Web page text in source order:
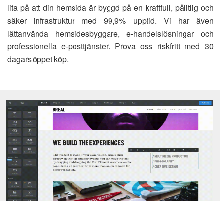
lita på att din hemsida är byggd på en kraftfull, pålitlig och
säker infrastruktur med 99,9% upptid. Vi har även
lättanvända hemsidesbyggare, e-handelslösningar och
professionella e-posttjänster. Prova oss riskfritt med 30
dagars öppet köp.